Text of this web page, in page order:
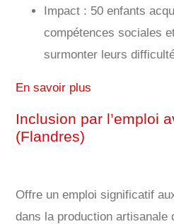
Impact : 50 enfants
compétences sociales
surmonter leurs
En savoir plus
Inclusion par l’emploi
(Flandres)
Offre un emploi significatif
dans la production artisanale